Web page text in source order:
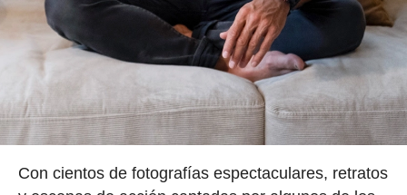
Con cientos de fotografías espectaculares, retratos